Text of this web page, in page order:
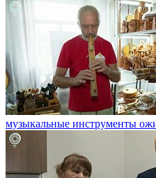
музыкальные инструменты